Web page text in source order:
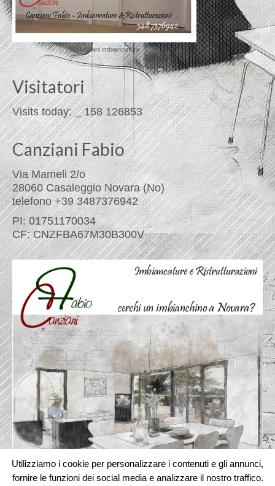
© canziani imbiancature
Visitatori
Visits today: _ 158 126853
Canziani Fabio
Via Mameli 2/o
28060 Casaleggio Novara (No)
telefono +39 3487376942
PI: 01751170034
CF: CNZFBA67M30B300V
Utilizziamo i cookie per personalizzare i contenuti e gli annunci,
fornire le funzioni dei social media e analizzare il nostro traffico.